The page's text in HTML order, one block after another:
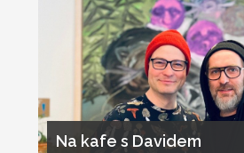
Na kafe s Davidem